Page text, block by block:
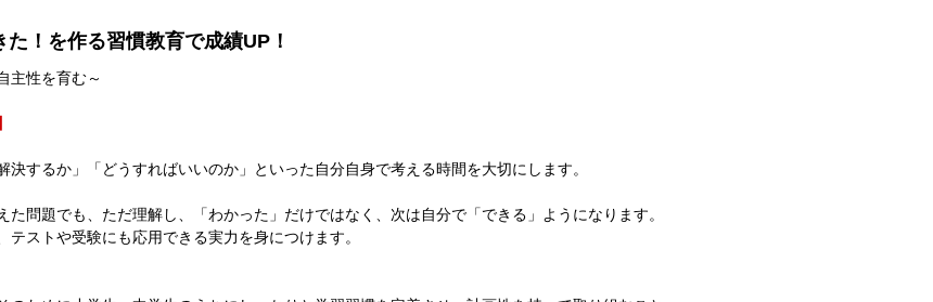
！を作る習慣教育で成績UP！
主性を育む～
決するか」「どうすればいいのか」といった自分自身で考える時間を大切にします。
た問題でも、ただ理解し、「わかった」だけではなく、次は自分で「できる」ようになります。
ストや受験にも応用できる実力を身につけます。